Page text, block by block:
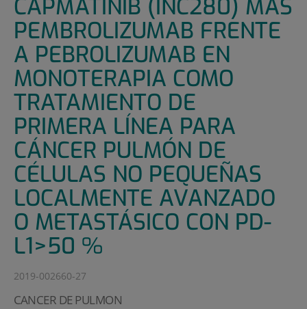
CAPMATINIB (INC280) MÁS
PEMBROLIZUMAB FRENTE
A PEBROLIZUMAB EN
MONOTERAPIA COMO
TRATAMIENTO DE
PRIMERA LÍNEA PARA
CÁNCER PULMÓN DE
CÉLULAS NO PEQUEÑAS
LOCALMENTE AVANZADO
O METASTÁSICO CON PD-
L1>50 %
2019-002660-27
CANCER DE PULMON